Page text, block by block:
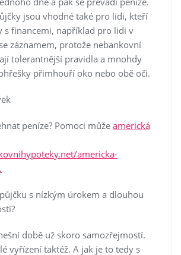
jsou vhodné také pro lidi, kteří
s financemi, například pro lidi v
záznamem, protože nebankovní
tolerantnější pravidla a mnohdy
přimhouří oko nebo obě oči.
peníze? Pomoci může americká
americka-
s nízkým úrokem a dlouhou
době už skoro samozřejmostí.
vyřízení taktéž. A jak je to tedy s